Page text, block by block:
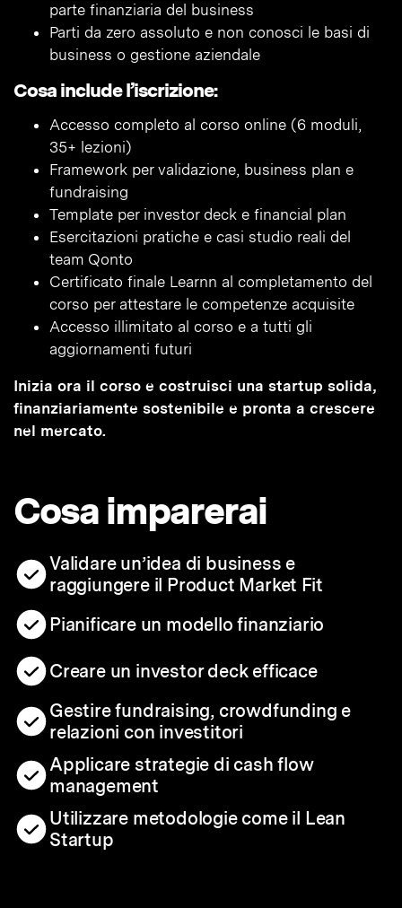
parte finanziaria del business
Parti da zero assoluto e non conosci le basi di
business o gestione aziendale
Cosa include l’iscrizione:
Accesso completo al corso online (6 moduli,
35+ lezioni)
Framework per validazione, business plan e
fundraising
Template per investor deck e financial plan
Esercitazioni pratiche e casi studio reali del
team Qonto
Certificato finale Learnn al completamento del
corso per attestare le competenze acquisite
Accesso illimitato al corso e a tutti gli
aggiornamenti futuri
Inizia ora il corso e costruisci una startup solida,
finanziariamente sostenibile e pronta a crescere
nel mercato.
Cosa imparerai
Validare un’idea di business e
raggiungere il Product Market Fit
Pianificare un modello finanziario
Creare un investor deck efficace
Gestire fundraising, crowdfunding e
relazioni con investitori
Applicare strategie di cash flow
management
Utilizzare metodologie come il Lean
Startup